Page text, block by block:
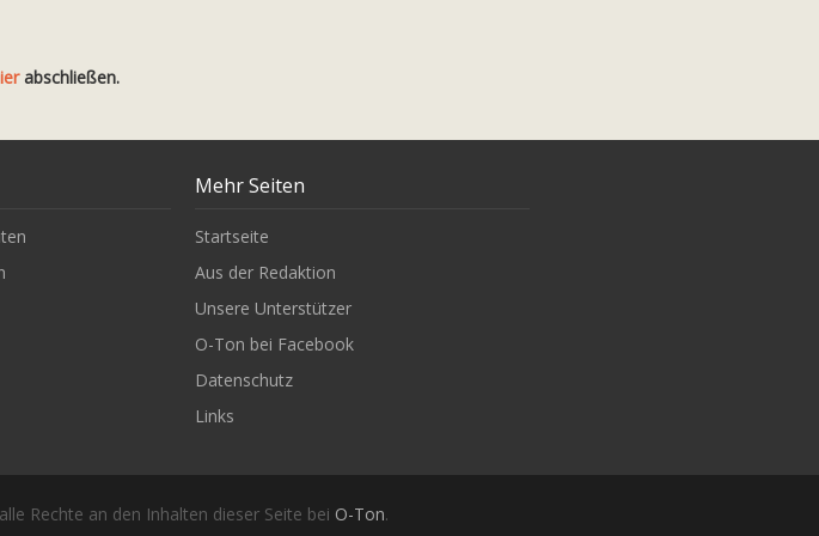
abschließen.
Rechte an den Inhalten dieser Seite bei O-Ton.
Mehr Seiten
Startseite
Aus der Redaktion
Unsere Unterstützer
O-Ton bei Facebook
Datenschutz
Links